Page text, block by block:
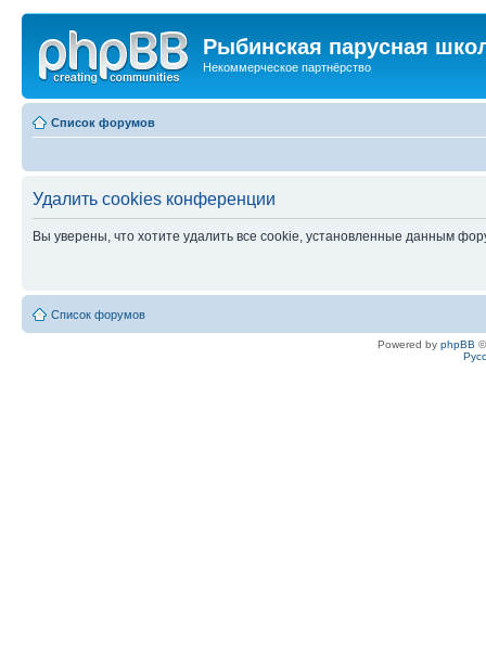
Рыбинская парусная
Некоммерческое партнёрство
Список форумов
Удалить cookies конференции
Вы уверены, что хотите удалить все cookie, установленные данным
Список форумов
Powered by phpBB